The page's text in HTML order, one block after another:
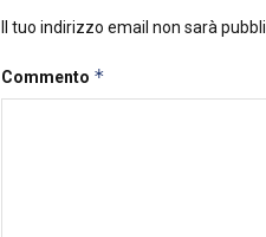
Il tuo indirizzo email non sarà
Commento *